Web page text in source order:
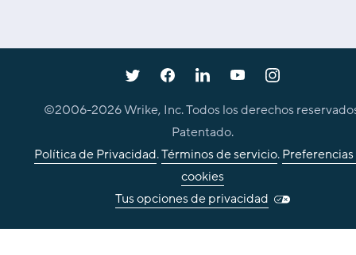
©2006-2026Wrike, Inc. Todos los derechos
Patentado.
Política de Privacidad.Términos de servicio.
cookies
Tus opciones de privacidad